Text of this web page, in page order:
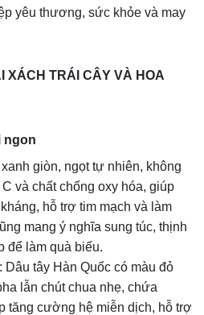
yêu thương, sức khỏe và may
XÁCH TRÁI CÂY VÀ HOA
ngon
giòn, ngọt tự nhiên, không
và chất chống oxy hóa, giúp
hỗ trợ tim mạch và làm
mang ý nghĩa sung túc, thịnh
để làm quà biếu.
: Dâu tây Hàn Quốc có màu đỏ
lẫn chút chua nhẹ, chứa
tăng cường hệ miễn dịch, hỗ trợ